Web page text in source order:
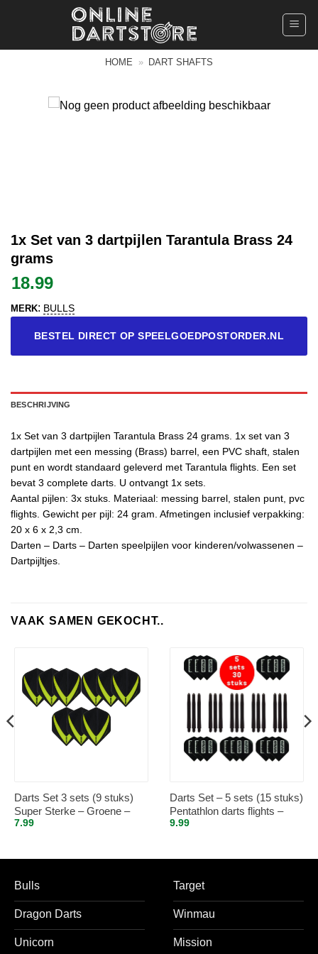
HOME » DART SHAFTS
1x Set van 3 dartpijlen Tarantula Brass 24
grams
18.99
MERK: BULLS
BESTEL DIRECT OP SPEELGOEDPOSTORDER.NL
BESCHRIJVING
1x Set van 3 dartpijlen Tarantula Brass 24 grams. 1x set van 3
dartpijlen met een messing (Brass) barrel, een PVC shaft, stalen
punt en wordt standaard geleverd met Tarantula flights. Een set
bevat 3 complete darts. U ontvangt 1x sets.
Aantal pijlen: 3x stuks. Materiaal: messing barrel, stalen punt, pvc
flights. Gewicht per pijl: 24 gram. Afmetingen inclusief verpakking:
20 x 6 x 2,3 cm.
Darten – Darts – Darten speelpijlen voor kinderen/volwassenen –
Dartpijltjes.
VAAK SAMEN GEKOCHT..
Darts Set 3 sets (9 stuks)
Super Sterke – Groene –
Vista-X – flights – darts
7.99
Darts Set – 5 sets (15 stuks)
Pentathlon darts flights –
super stevig – zwart – incl. 5
9.99
Bulls
Dragon Darts
Unicorn
Target
Winmau
Mission